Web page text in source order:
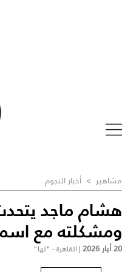
مشاهير > أخبار النجوم
هشام ماجد
ومشكلته مع
20 أيار 2026 | القاهرة - "لها"